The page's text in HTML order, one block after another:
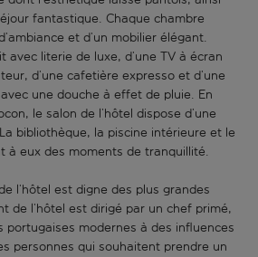
fantastique. Chaque chambre
et d’un mobilier élégant.
avec literie de luxe, d’une TV à écran
d’une cafetière expresso et d’une
une douche à effet de pluie. En
le salon de l’hôtel dispose d’une
bibliothèque, la piscine intérieure et le
à eux des moments de tranquillité.
l’hôtel est digne des plus grandes
de l’hôtel est dirigé par un chef primé,
portugaises modernes à des influences
personnes qui souhaitent prendre un